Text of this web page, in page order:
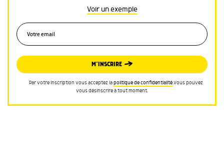
Voir un exemple
M’INSCRIRE
Par votre inscription vous acceptez la politique de confidentialité.Vous pouvez
vous désinscrire à tout moment.